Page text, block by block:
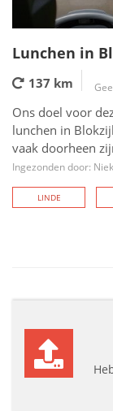
Lunchen in
137 km
Ons doel voor
lunchen in
vaak doorheen
Ingezonden door: Niek
LINDE